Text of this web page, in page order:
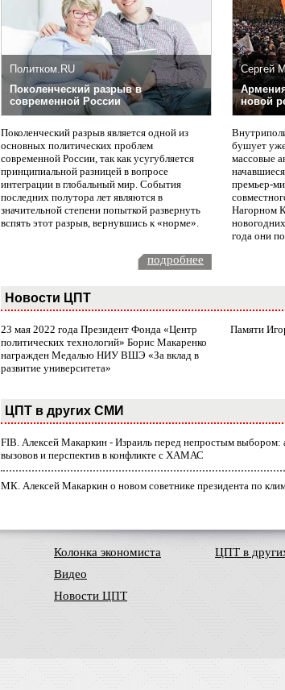
Политком.RU
Поколенческий разрыв в
современной России
Поколенческий разрыв является одной из
основных политических проблем
современной России, так как усугубляется
принципиальной разницей в вопросе
интеграции в глобальный мир. События
последних полутора лет являются в
значительной степени попыткой развернуть
вспять этот разрыв, вернувшись к «норме».
Сергей
новой
бушует
массовые
премьер-
Нагорном
года они
подробнее
Новости ЦПТ
23 мая 2022 года Президент Фонда «Центр
политических технологий» Борис Макаренко
награжден Медалью НИУ ВШЭ «За вклад в
развитие университета»
Памяти
ЦПТ в других СМИ
FIB. Алексей Макаркин - Израиль перед непростым выбором:
вызовов и перспектив в конфликте с ХАМАС
МК. Алексей Макаркин о новом советнике президента по
Колонка экономиста
Видео
Новости ЦПТ
ЦПТ в